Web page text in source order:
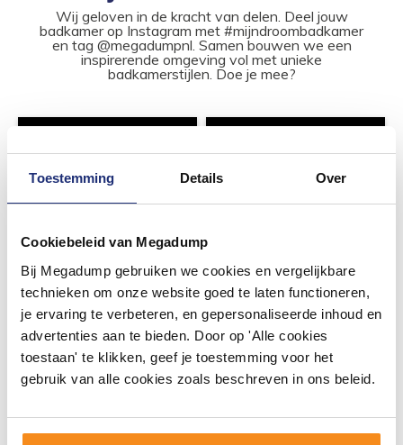
Toestemming Details Over
Cookiebeleid van Megadump
Bij Megadump gebruiken we cookies en vergelijkbare
technieken om onze website goed te laten functioneren,
je ervaring te verbeteren, en gepersonaliseerde inhoud en
advertenties aan te bieden. Door op 'Alle cookies
toestaan' te klikken, geef je toestemming voor het
gebruik van alle cookies zoals beschreven in ons beleid.
Wij geloven in de kracht van delen. Deel jouw
badkamer op Instagram met #mijndroombadkamer
en tag @megadumpnl. Samen bouwen we een
inspirerende omgeving vol met unieke
badkamerstijlen. Doe je mee?